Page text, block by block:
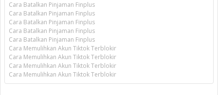
Cara Batalkan Pinjaman Finplus
Cara Batalkan Pinjaman Finplus
Cara Batalkan Pinjaman Finplus
Cara Batalkan Pinjaman Finplus
Cara Batalkan Pinjaman Finplus
Cara Memulihkan Akun Tiktok Terblokir
Cara Memulihkan Akun Tiktok Terblokir
Cara Memulihkan Akun Tiktok Terblokir
Cara Memulihkan Akun Tiktok Terblokir